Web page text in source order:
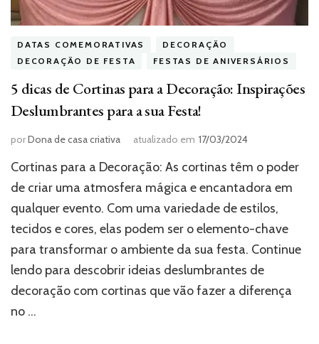
DATAS COMEMORATIVAS
DECORAÇÃO
DECORAÇÃO DE FESTA
FESTAS DE ANIVERSÁRIOS
5 dicas de Cortinas para a Decoração: Inspirações
Deslumbrantes para a sua Festa!
porDona de casa criativa atualizado em 17/03/2024
Cortinas para a Decoração: As cortinas têm o poder
de criar uma atmosfera mágica e encantadora em
qualquer evento. Com uma variedade de estilos,
tecidos e cores, elas podem ser o elemento-chave
para transformar o ambiente da sua festa. Continue
lendo para descobrir ideias deslumbrantes de
decoração com cortinas que vão fazer a diferença
no …